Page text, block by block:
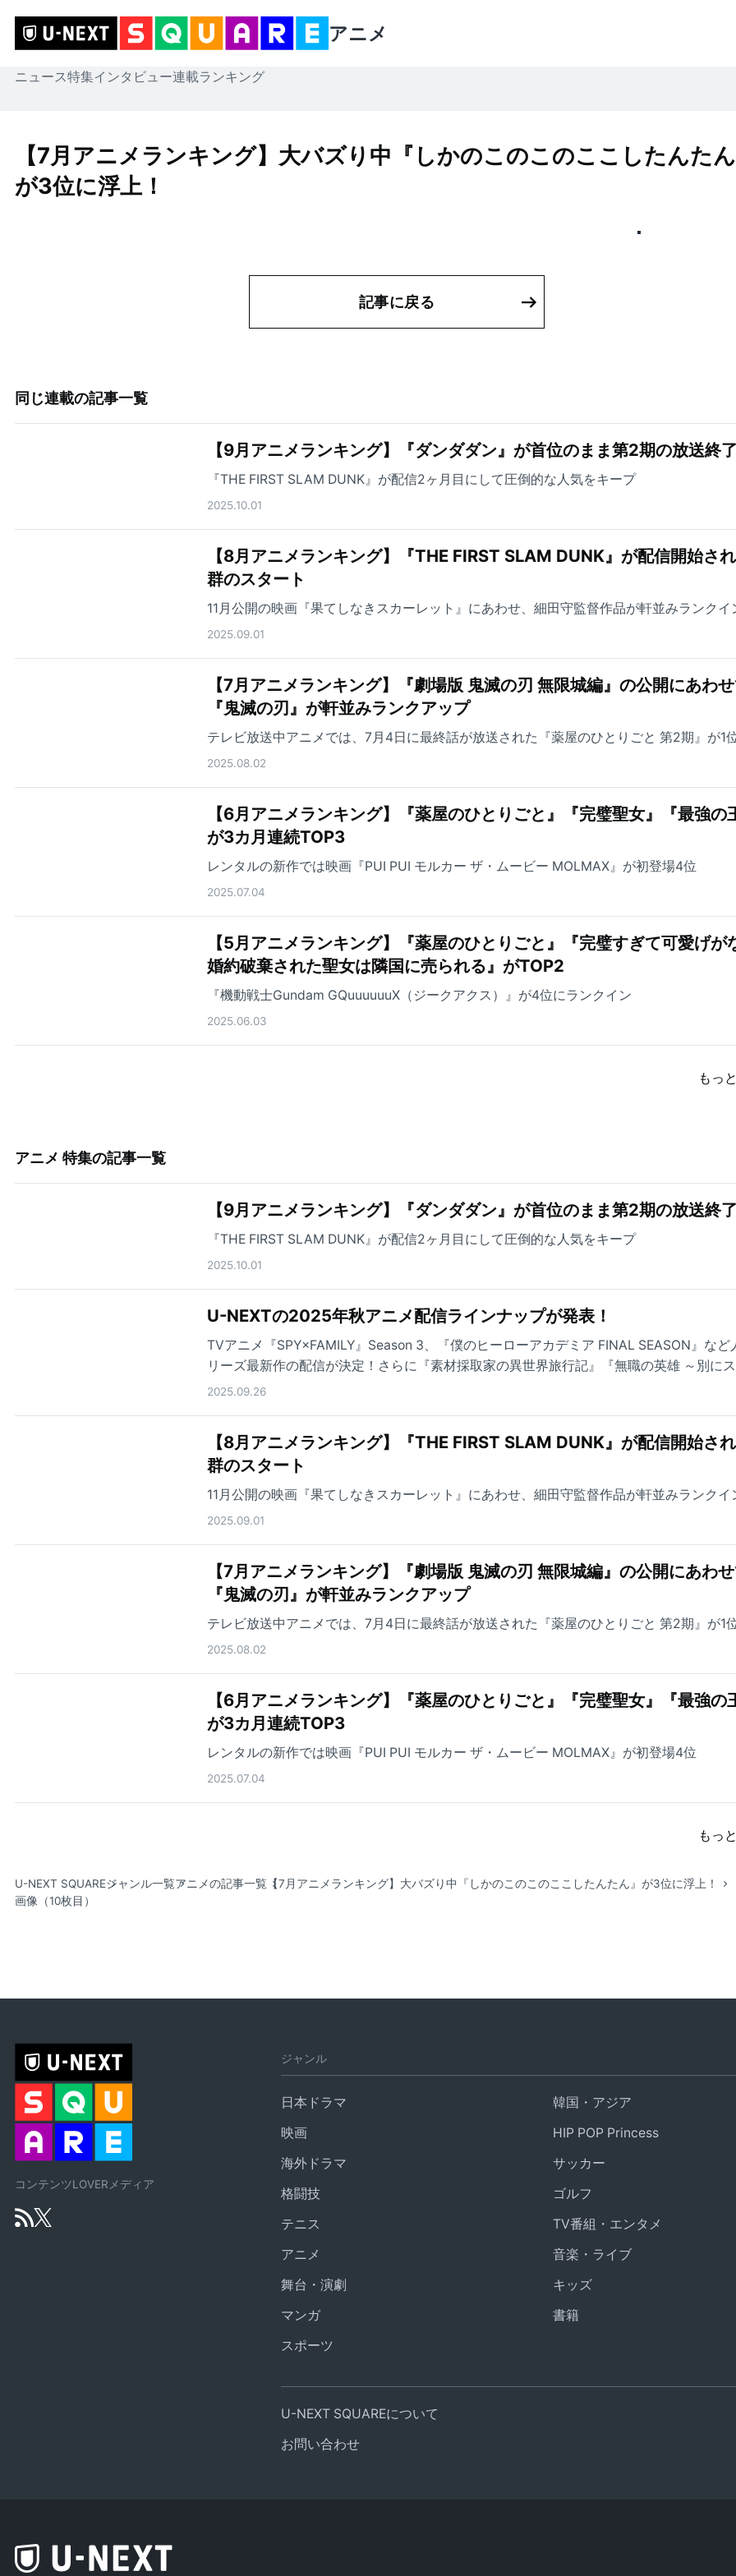
アニメ
ニュース特集インタビュー連載ランキング
【7月アニメランキング】大バズり中『しかのこのこのここしたんたん
が3位に浮上！
記事に戻る
同じ連載の記事一覧
【9月アニメランキング】『ダンダダン』が首位のまま第2期の放送終了
『THE FIRST SLAM DUNK』が配信2ヶ月目にして圧倒的な人気をキープ
2025.10.01
【8月アニメランキング】『THE FIRST SLAM DUNK』が配信開始さ
群のスタート
11月公開の映画『果てしなきスカーレット』にあわせ、細田守監督作品が軒並みランクイ
2025.09.01
【7月アニメランキング】『劇場版 鬼滅の刃 無限城編』の公開にあわ
『鬼滅の刃』が軒並みランクアップ
テレビ放送中アニメでは、7月4日に最終話が放送された『薬屋のひとりごと 第2期』が1
2025.08.02
【6月アニメランキング】『薬屋のひとりごと』『完璧聖女』『最強の
が3カ月連続TOP3
レンタルの新作では映画『PUI PUI モルカー ザ・ムービー MOLMAX』が初登場4位
2025.07.04
【5月アニメランキング】『薬屋のひとりごと』『完璧すぎて可愛げが
婚約破棄された聖女は隣国に売られる』がTOP2
『機動戦士Gundam GQuuuuuuX（ジークアクス）』が4位にランクイン
2025.06.03
もっ
アニメ 特集の記事一覧
【9月アニメランキング】『ダンダダン』が首位のまま第2期の放送終了
『THE FIRST SLAM DUNK』が配信2ヶ月目にして圧倒的な人気をキープ
2025.10.01
U-NEXTの2025年秋アニメ配信ラインナップが発表！
TVアニメ『SPY×FAMILY』Season 3、『僕のヒーローアカデミア FINAL SEASON』など
リーズ最新作の配信が決定！さらに『素材採取家の異世界旅行記』『無職の英雄 ～別に
んか要らなかったんだが～』『野生のラスボスが現れた！』など、先行配信タイトルも大
2025.09.26
【8月アニメランキング】『THE FIRST SLAM DUNK』が配信開始さ
群のスタート
11月公開の映画『果てしなきスカーレット』にあわせ、細田守監督作品が軒並みランクイ
2025.09.01
【7月アニメランキング】『劇場版 鬼滅の刃 無限城編』の公開にあわ
『鬼滅の刃』が軒並みランクアップ
テレビ放送中アニメでは、7月4日に最終話が放送された『薬屋のひとりごと 第2期』が1
2025.08.02
【6月アニメランキング】『薬屋のひとりごと』『完璧聖女』『最強の
が3カ月連続TOP3
レンタルの新作では映画『PUI PUI モルカー ザ・ムービー MOLMAX』が初登場4位
2025.07.04
もっ
U-NEXT SQUAREジャンル一覧アニメの記事一覧 【7月アニメランキング】大バズり中『しかのこのこのここしたんたん』が3位に浮上！
画像（10枚目）
コンテンツLOVERメディア
ジャンル
日本ドラマ
韓国・アジア
映画
HIP POP Princess
海外ドラマ
サッカー
格闘技
ゴルフ
テニス
TV番組・エンタメ
アニメ
音楽・ライブ
舞台・演劇
キッズ
マンガ
書籍
スポーツ
U-NEXT SQUAREについて
お問い合わせ